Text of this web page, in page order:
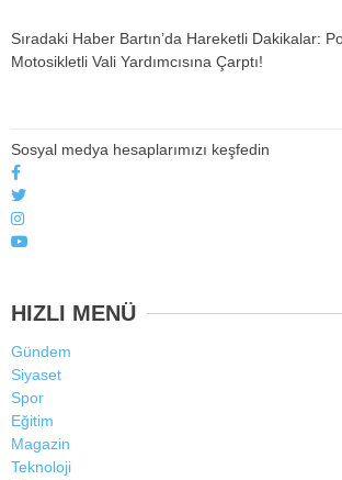
Sıradaki Haber Bartın’da Hareketli Dakikalar:
Motosikletli Vali Yardımcısına Çarptı!
Sosyal medya hesaplarımızı keşfedin
HIZLI MENÜ
Gündem
Siyaset
Spor
Eğitim
Magazin
Teknoloji